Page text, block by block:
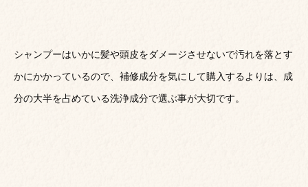
シャンプーはいかに髪や頭皮をダメージさせないで汚れを落とす
かにかかっているので、補修成分を気にして購入するよりは、成
分の大半を占めている洗浄成分で選ぶ事が大切です。